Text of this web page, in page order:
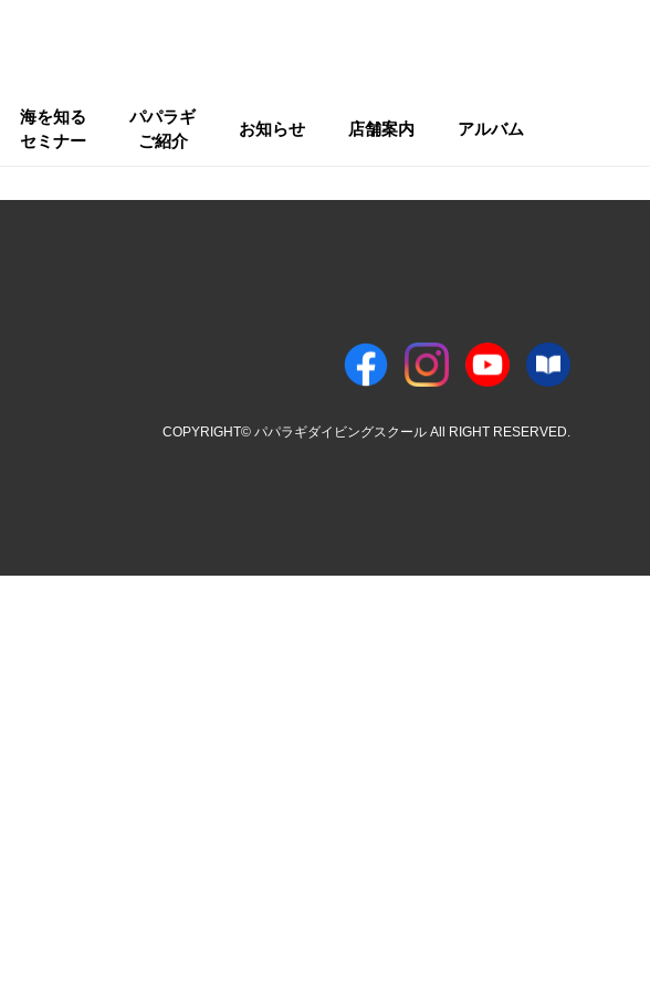
海を知る
セミナー
パパラギ
ご紹介
お知らせ 店舗案内 アルバム
COPYRIGHT© パパラギダイビングスクール All RIGHT RESERVED.